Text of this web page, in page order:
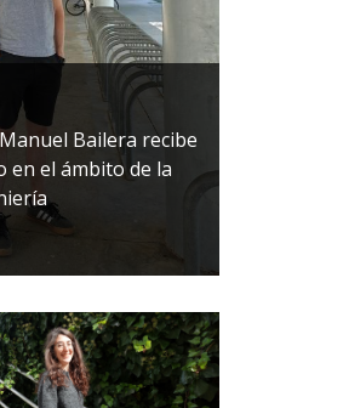
Bailera recibe
en el ámbito de la